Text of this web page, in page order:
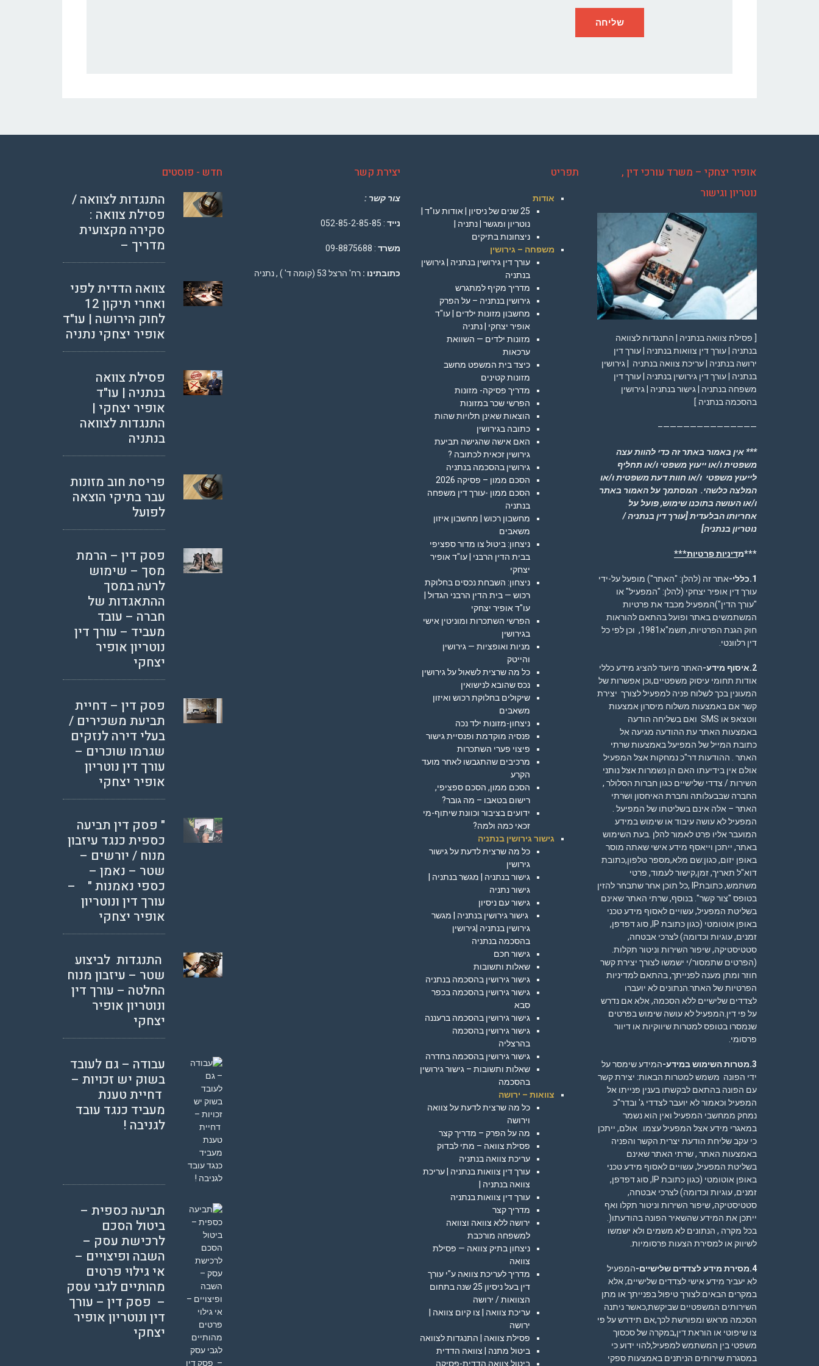
אופיר יצחקי – משרד עורכי דין ,
נוטריון וגישור
[ פסילת צוואה בנתניה | התנגדות לצוואה
בנתניה | עורך דין צוואות בנתניה | עורך דין
ירושה בנתניה | עריכת צוואה בנתניה | גירושין
בנתניה | עורך דין גירושין בנתניה | עורך דין
משפחה בנתניה | גישור בנתניה | גירושין
בהסכמה בנתניה ]
——————————————–
*** אין באמור באתר זה כדי להוות עצה
משפטית ו/או ייעוץ משפטי ו/או תחליף
לייעוץ משפטי ו/או חוות דעת משפטית ו/או
המלצה כלשהי. המסתמך על האמור באתר
ו/או העושה בתוכנו שימוש, פועל על
אחריותו הבלעדית[עורך דין בנתניה /
נוטריון בנתניה]
***מדיניות פרטיות***
1.כללי-
אתר זה (להלן: "האתר") מופעל על-ידי
עורך דין אופיר יצחקי (להלן: "המפעיל" או
"עורך הדין")המפעיל מכבד את פרטיות
המשתמשים באתר ופועל בהתאם להוראות
חוק הגנת הפרטיות, תשמ"א1981, וכן לפי כל
דין רלוונטי.
2.איסוף מידע-
האתר מיועד להציג מידע כללי
אודות תחומי עיסוק משפטיים,וכן אפשרות של
המעונין בכך לשלוח פניה למפעיל לצורך יצירת
קשר אם באמצעות משלוח מיסרון אמצעות
ווטצאפ או SMS ואם בשליחה הודעה
באמצעות האתר עת ההודעה מגיעה אל
כתובת המייל של המפיעל באמצעות שרתי
האתר . ההודעות דר"כ נמחקות אצל המפעיל
אולם אין בידיעתו האם הן נשמרות אצל נותני
השירות / צדדי שלישיים כגון חברות הסלולר ,
החברה שבבעלותה וחברת האיחסון ושרתי
האתר – אלה אינם בשליטתו של המפיעל .
המפעיל לא עושה עיבוד או שימוש במידע
המועבר אליו פרט לאמור להלן .בעת השימוש
באתר, ייתכן וייאסף מידע אישי שאתה מוסר
באופן יזום, כגון:שם מלא,מספר טלפון,כתובת
דוא"ל תאריך, זמן,קישור לעמוד, פרטי
משתמש, כתובתIP ,כל תוכן אחר שתבחר להזין
בטופס "צור קשר". בנוסף, שרתי האתר שאינם
בשליטת המפעיל, עשויים לאסוף מידע טכני
באופן אוטומטי (כגון כתובת IP, סוג דפדפן,
זמנים, עוגיות וכדומה) לצרכי אבטחה,
סטטיסטיקה, שיפור השירות וניטור תקלות.
(הפרטים שתמסור/י ישמשו לצורך יצירת קשר
חוזר ומתן מענה לפנייתך, בהתאם למדיניות
הפרטיותשל האתר.הנתונים לא יועברו
לצדדים שלישיים ללא הסכמה, אלא אם נדרש
על פי דין.המפעיל לא עושה שימוש בפרטים
שנמסרו בטופס למטרות שיווקיות או דיוור
פרסומי.
3.מטרות השימוש במידע-
המידע שימסר על
ידי הפונה משמש למטרות הבאות: יצירת קשר
עם הפונה בהתאם לבקשתו בענין פנייתו אל
המפעיל וכאמור לא יועבר לצדדי ג' ובדר"כ
נמחק ממחשבי המפעיל ואין הוא נשמר
במאגרי מידע אצל המפעיל עצמו. אולם, ייתכן
כי עקב שליחת הודעת יצרית הקשר והפניה
באמצעות האתר , שרתי האתר שאינם
בשליטת המפעיל, עשויים לאסוף מידע טכני
באופן אוטומטי (כגון כתובת IP, סוג דפדפן,
זמנים, עוגיות וכדומה) לצרכי אבטחה,
סטטיסטיקה, שיפור השירות וניטור תקלו ואף
ייתכן את המידע שהשאיר הפונה בהודעתו(.
בכל מקרה , הנתונים לא משמים ולא ישמשו
לשיווק או למסירת הצעות פרסומיות.
4.מסירת מידע לצדדים שלישיים-
המפעיל
לא יעביר מידע אישי לצדדים שלישיים, אלא
במקרים הבאים:לצורך טיפול בפנייתך או מתן
השירותים המשפטיים שביקשת,כאשר ניתנה
הסכמה מראש ומפורשת לכך,אם תידרש על פי
צו שיפוטי או הוראת דין,במקרה של סכסוך
משפטי בין המשתמש למפעיל,להוי ידוע כי
במסגרת שירותים הניתנים באמצעות ספקי
תפריט
אודות
25 שנים של ניסיון | אודות עו"ד |
נוטריון ומגשר | נתניה |
ניצחונות בתיקים
משפחה – גירושין
עורך דין גירושין בנתניה | גירושין
בנתניה
מדריך מקיף למתגרש
גירושין בנתניה – על הפרק
מחשבון מזונות ילדים | עו"ד
אופיר יצחקי | נתניה
מזונות ילדים — השוואת
ערכאות
כיצד בית המשפט מחשב
מזונות קטינים
מדריך פסיקה- מזונות
הפרשי שכר במזונות
הוצאות שאינן תלויות שהות
כתובה בגירושין
האם אישה שהגישה תביעת
גירושין זכאית לכתובה ?
גירושין בהסכמה בנתניה
הסכם ממון – פסיקה 2026
הסכם ממון -עורך דין משפחה
בנתניה
מחשבון רכוש | מחשבון איזון
משאבים
ניצחון: ביטול צו מדור ספציפי
בבית הדין הרבני | עו"ד אופיר
יצחקי
ניצחון: השבחת נכסים בחלוקת
רכוש — בית הדין הרבני הגדול |
עו"ד אופיר יצחקי
הפרשי השתכרות ומוניטין אישי
בגירושין
מניות ואופציות — גירושין
והייטק
כל מה שרצית לשאול על גירושין
נכס שהובא לנישואין
שיקולים בחלוקת רכוש ואיזון
משאבים
ניצחון-מזונות ילד נכה
פנסיה מוקדמת ופנסיית גישור
פיצוי פערי השתכרות
מרכיבים שהתגבשו לאחר מועד
הקרע
הסכם ממון, הסכם ספציפי,
רישום בטאבו – מה גובר?
ידועים בציבור וכוונת שיתוף-מי
זכאי כמה ולמה?
גישור גירושין בנתניה
כל מה שרצית לדעת על גישור
גירושין
גישור בנתניה | מגשר בנתניה |
גישור נתניה
גישור עם ניסיון
גישור גירושין בנתניה | מגשר
גירושין בנתניה |גירושין
בהסכמה בנתניה
גישור חכם
שאלות ותשובות
גישור גירושין בהסכמה בנתניה
גישור גירושין בהסכמה בכפר
סבא
גישור גירושין בהסכמה ברעננה
גישור גירושין בהסכמה
בהרצליה
גישור גירושין בהסכמה בחדרה
שאלות ותשובות – גישור גירושין
בהסכמה
צוואות – ירושה
כל מה שרצית לדעת על צוואה
וירושה
מה על הפרק – מדריך קצר
פסילת צוואה – מתי לבדוק
עריכת צוואה בנתניה
עורך דין צוואות בנתניה | עריכת
צוואה בנתניה |
עורך דין צוואות בנתניה
מדריך קצר
ירושה ללא צוואה וצוואה
למשפחה מורכבת
ניצחון בתיק צוואה — פסילת
צוואה
מדריך לעריכת צוואה ע"י עורך
דין בעל ניסיון 25 שנה בתחום
הצוואות / ירושה
עריכת צוואה | צו קיום צוואה |
ירושה
פסילת צוואה | התנגדות לצוואה
ביטול מתנה | צוואה הדדית
ביטול צוואה הדדית-פסיקה
יצירת קשר
צור קשר :
נייד : 052-85-2-85-85
משרד : 09-8875688
כתובתינו : רח' הרצל 53 (קומה ד' ) , נתניה
חדש - פוסטים
התנגדות לצוואה /
פסילת צוואה :
סקירה מקצועית
מדריך –
צוואה הדדית לפני
ואחרי תיקון 12
לחוק הירושה | עו"ד
אופיר יצחקי נתניה
פסילת צוואה
בנתניה | עו"ד
אופיר יצחקי |
התנגדות לצוואה
בנתניה
פריסת חוב מזונות
עבר בתיקי הוצאה
לפועל
פסק דין – הרמת
מסך – שימוש
לרעה במסך
ההתאגדות של
חברה – עובד
מעביד – עורך דין
נוטריון אופיר
יצחקי
פסק דין – דחיית
תביעת משכירים /
בעלי דירה לנזקים
שגרמו שוכרים –
עורך דין נוטריון
אופיר יצחקי
" פסק דין תביעה
כספית כנגד עיזבון
מנוח / יורשים –
שטר – נאמן –
כספי נאמנות " –
עורך דין ונוטריון
אופיר יצחקי
התנגדות לביצוע
שטר – עיזבון מנוח
החלטה – עורך דין
ונוטריון אופיר
יצחקי
עבודה – גם לעובד
בשוק יש זכויות –
דחיית טענת
מעביד כנגד עובד
לגניבה !
תביעה כספית –
ביטול הסכם
לרכישת עסק –
השבה ופיצויים –
אי גילוי פרטים
מהותיים לגבי עסק
– פסק דין – עורך
דין ונוטריון אופיר
יצחקי